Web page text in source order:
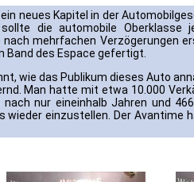
ein neues Kapitel in der
die automobile Oberklasse
nach mehrfachen Verzögerungen
Band des Espace gefertigt.
wie das Publikum dieses Auto
Man hatte mit etwa 10.000
nur eineinhalb Jahren und
wieder einzustellen. Der Avantime